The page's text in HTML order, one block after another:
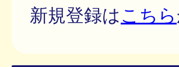
新規登録はこちら